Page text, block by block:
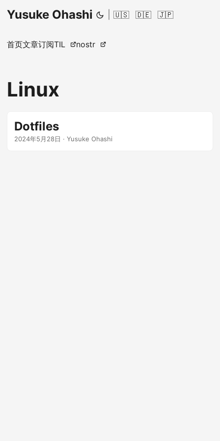
Yusuke Ohashi 🇺🇸 🇩🇪 🇯🇵
首页文章订阅TIL nostr
Linux
Dotfiles
2024年5月28日 · Yusuke Ohashi